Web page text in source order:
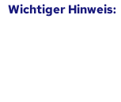
Wich­ti­ger Hin­weis: